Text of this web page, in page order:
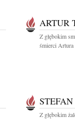
ARTUR
Z głębokim
śmierci Artura
Z głębokim